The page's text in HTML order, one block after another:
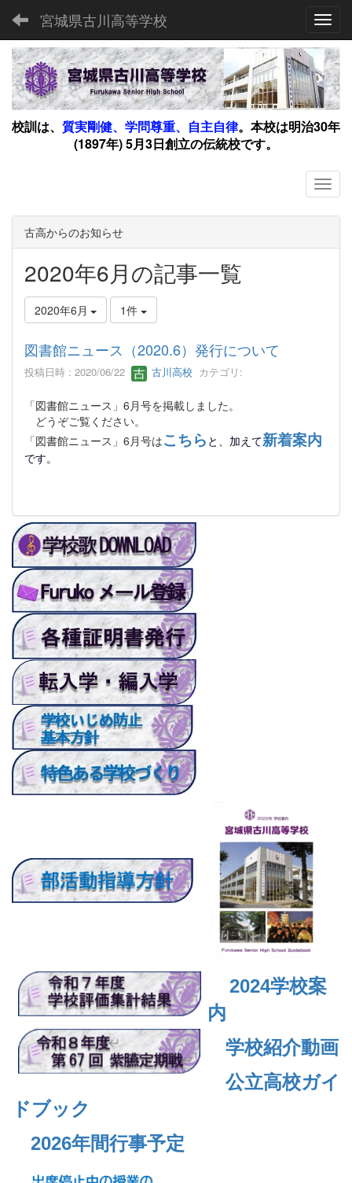
宮城県古川高等学校
校訓は、 質実剛健、学問尊重、自主自律。 本校は明治30年
(1897年) 5月3日創立の伝統校です。
古高からのお知らせ
2020年6月の記事一覧
2020年6月 1件
図書館ニュース（2020.6）発行について
投稿日時 : 2020/06/22 古川高校 カテゴリ:
「図書館ニュース」6月号を掲載しました。
どうぞご覧ください。
「図書館ニュース」6月号はこちら と、加えて新着案内
です。
2024学校案
内
学校紹介動画
公立高校ガイ
ドブック
2026年間行事予定